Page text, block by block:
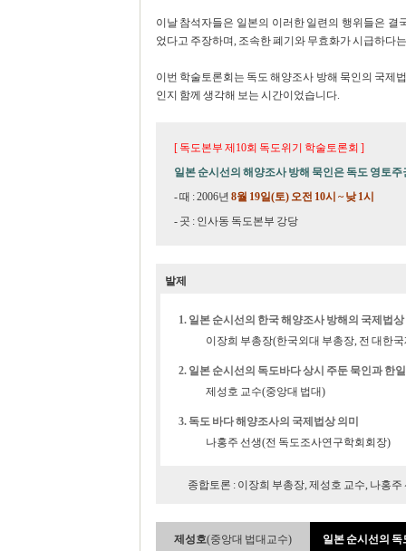
이날 참석자들은 일본의 이러한 일련의 행위들은
었다고 주장하며, 조속한 폐기와 무효화가 시급하다
이번 학술토론회는 독도 해양조사 방해 묵인의 국제
인지 함께 생각해 보는 시간이었습니다.
[ 독도본부 제10회 독도위기 학술토론회 ]
일본 순시선의 해양조사 방해 묵인은 독도 영토주
- 때 : 2006년 8월 19일(토) 오전 10시 ~ 낮 1시
- 곳 : 인사동 독도본부 강당
발제
1. 일본 순시선의 한국 해양조사 방해의 국제법
이장희 부총장(한국외대 부총장, 전 대한
2. 일본 순시선의 독도바다 상시 주둔 묵인과 한
제성호 교수(중앙대 법대)
3. 독도 바다 해양조사의 국제법상 의미
나홍주 선생(전 독도조사연구학회회장)
종합토론 : 이장희 부총장, 제성호 교수, 나홍주
제성호(중앙대 법대교수) 일본 순시선의